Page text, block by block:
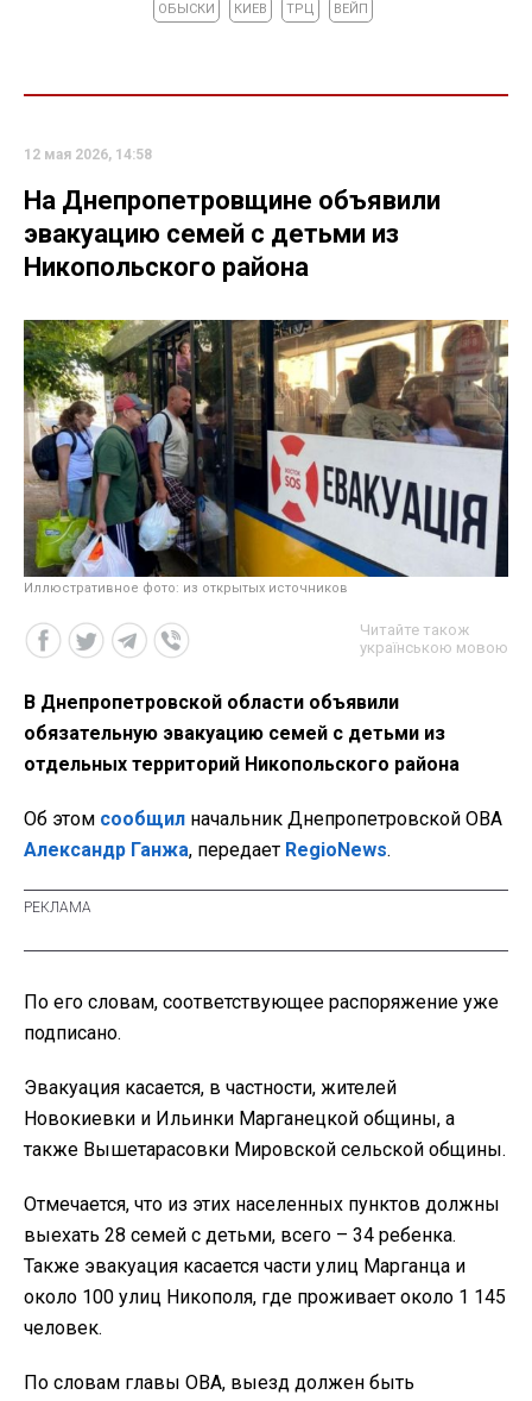
ОБЫСКИ КИЕВ ТРЦ ВЕЙП
12 мая 2026, 14:58
На Днепропетровщине объявили
эвакуацию семей с детьми из
Никопольского района
Иллюстративное фото: из открытых источников
Читайте також
українською мовою
В Днепропетровской области объявили
обязательную эвакуацию семей с детьми из
отдельных территорий Никопольского района
Об этом сообщил начальник Днепропетровской ОВА
Александр Ганжа, передает RegioNews.
По его словам, соответствующее распоряжение уже
подписано.
Эвакуация касается, в частности, жителей
Новокиевки и Ильинки Марганецкой общины, а
также Вышетарасовки Мировской сельской общины.
Отмечается, что из этих населенных пунктов должны
выехать 28 семей с детьми, всего – 34 ребенка.
Также эвакуация касается части улиц Марганца и
около 100 улиц Никополя, где проживает около 1 145
человек.
По словам главы ОВА, выезд должен быть